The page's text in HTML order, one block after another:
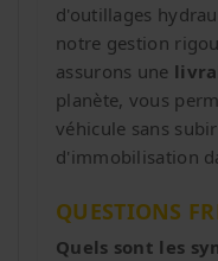
d'outillages
notre gestion
assurons une
planète, vous
véhicule sans
d'immobilisation
QUESTIONS
Quels sont les